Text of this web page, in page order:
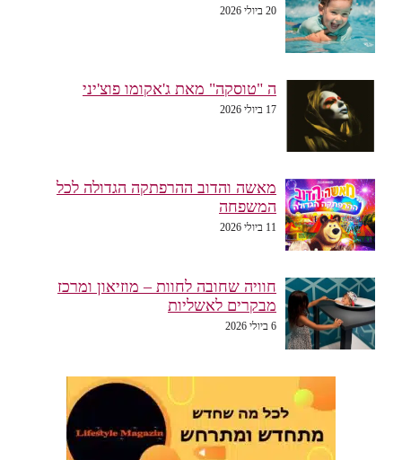
20 ביולי 2026
ה "טוסקה" מאת ג'אקומו פוצ'יני
מאשה והדוב ההרפתקה הגדולה לכל
המשפחה
11 ביולי 2026
חוויה שחובה לחוות – מוזיאון ומרכז
מבקרים לאשליות
6 ביולי 2026